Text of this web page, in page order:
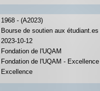
1968 - (A2023)
Bourse de soutien aux
2023-10-12
Fondation de l'UQAM
Fondation de l'UQAM - Excellence
Excellence